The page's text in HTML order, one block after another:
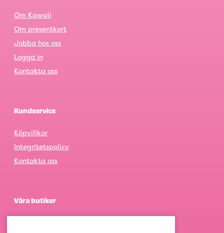
Om Kawaii
Om presentkort
Jobba hos oss
Logga in
Kontakta oss
Kundservice
Köpvillkor
Integritetspolicy
Kontakta oss
Våra butiker